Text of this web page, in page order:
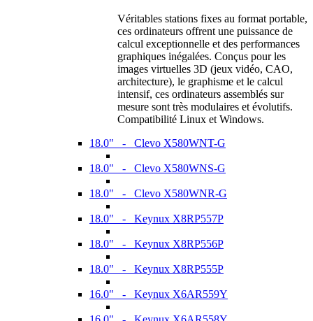
Véritables stations fixes au format portable,
ces ordinateurs offrent une puissance de
calcul exceptionnelle et des performances
graphiques inégalées. Conçus pour les
images virtuelles 3D (jeux vidéo, CAO,
architecture), le graphisme et le calcul
intensif, ces ordinateurs assemblés sur
mesure sont très modulaires et évolutifs.
Compatibilité Linux et Windows.
18.0" - Clevo X580WNT-G
18.0" - Clevo X580WNS-G
18.0" - Clevo X580WNR-G
18.0" - Keynux X8RP557P
18.0" - Keynux X8RP556P
18.0" - Keynux X8RP555P
16.0" - Keynux X6AR559Y